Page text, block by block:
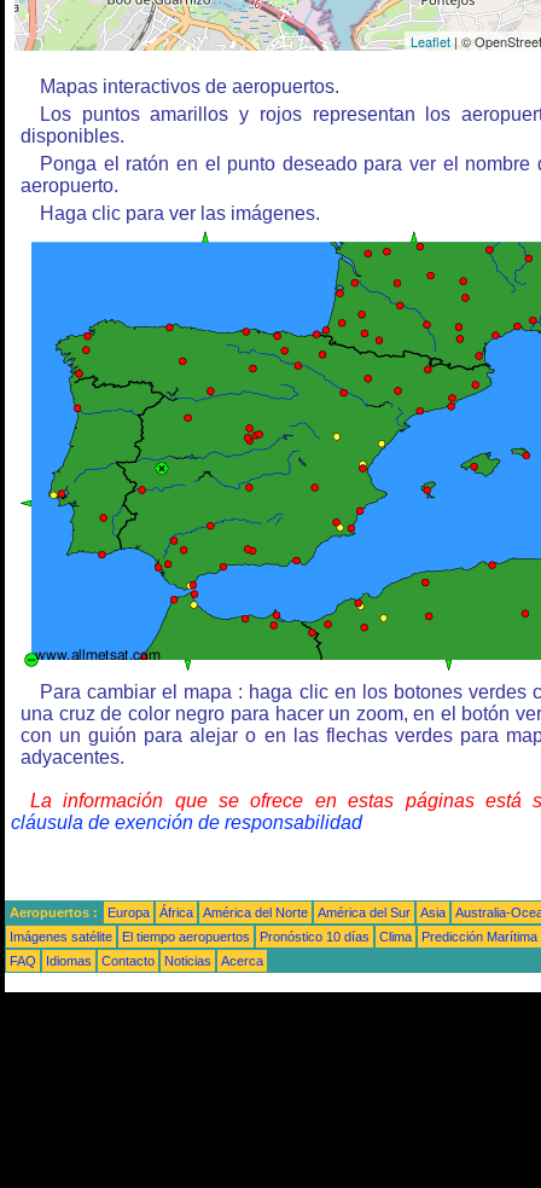
Leaflet | ©
Mapas interactivos de aeropuertos.
Los puntos amarillos y rojos representan los
disponibles.
Ponga el ratón en el punto deseado para ver el nombre
aeropuerto.
Haga clic para ver las imágenes.
Para cambiar el mapa : haga clic en los botones verdes
una cruz de color negro para hacer un zoom, en el botón
con un guión para alejar o en las flechas verdes para
adyacentes.
La información que se ofrece en estas páginas está
cláusula de exención de responsabilidad
Aeropuertos : Europa África América del Norte América del Sur Asia
Australia-
Imágenes satélite
El tiempo aeropuertos Pronóstico 10 días Clima
Predicción Marítima
FAQ
Idiomas Contacto Noticias Acerca